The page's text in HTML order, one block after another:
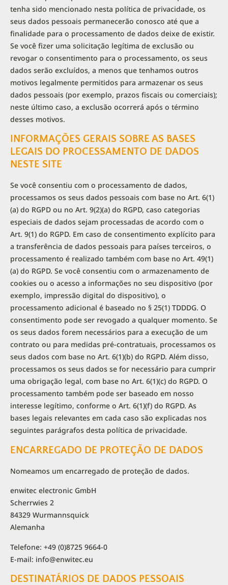
tenha sido mencionado nesta política de privacidade, os
seus dados pessoais permanecerão conosco até que a
finalidade para o processamento de dados deixe de existir.
Se você fizer uma solicitação legítima de exclusão ou
revogar o consentimento para o processamento, os seus
dados serão excluídos, a menos que tenhamos outros
motivos legalmente permitidos para armazenar os seus
dados pessoais (por exemplo, prazos fiscais ou comerciais);
neste último caso, a exclusão ocorrerá após o término
desses motivos.
INFORMAÇÕES GERAIS SOBRE AS BASES
LEGAIS DO PROCESSAMENTO DE DADOS
NESTE SITE
Se você consentiu com o processamento de dados,
processamos os seus dados pessoais com base no Art. 6(1)
(a) do RGPD ou no Art. 9(2)(a) do RGPD, caso categorias
especiais de dados sejam processadas de acordo com o
Art. 9(1) do RGPD. Em caso de consentimento explícito para
a transferência de dados pessoais para países terceiros, o
processamento é realizado também com base no Art. 49(1)
(a) do RGPD. Se você consentiu com o armazenamento de
cookies ou o acesso a informações no seu dispositivo (por
exemplo, impressão digital do dispositivo), o
processamento adicional é baseado no § 25(1) TDDDG. O
consentimento pode ser revogado a qualquer momento. Se
os seus dados forem necessários para a execução de um
contrato ou para medidas pré-contratuais, processamos os
seus dados com base no Art. 6(1)(b) do RGPD. Além disso,
processamos os seus dados se for necessário para cumprir
uma obrigação legal, com base no Art. 6(1)(c) do RGPD. O
processamento também pode ser baseado em nosso
interesse legítimo, conforme o Art. 6(1)(f) do RGPD. As
bases legais relevantes em cada caso são explicadas nos
seguintes parágrafos desta política de privacidade.
ENCARREGADO DE PROTEÇÃO DE DADOS
Nomeamos um encarregado de proteção de dados.
enwitec electronic GmbH
Scherrwies 2
84329 Wurmannsquick
Alemanha
Telefone: +49 (0)8725 9664-0
E-mail: info@enwitec.eu
DESTINATÁRIOS DE DADOS PESSOAIS